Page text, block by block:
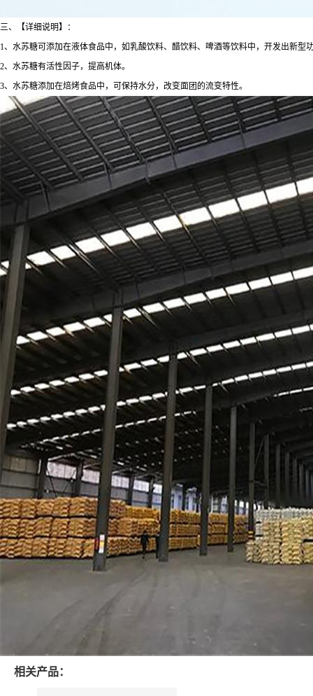
三、【详细说明】：
1、水苏糖可添加在液体食品中，如乳酸饮料、醋饮料、啤酒等饮料中，开发出新型
2、水苏糖有活性因子，提高机体。
3、水苏糖添加在焙烤食品中，可保持水分，改变面团的流变特性。
相关产品：